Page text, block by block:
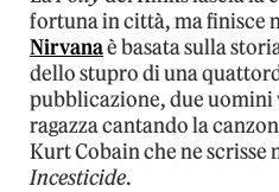
fortuna in città, ma finisce
Nirvanaè basata sulla
dello stupro di una
pubblicazione, due
ragazza cantando la
Kurt Cobain che ne
Incesticide.